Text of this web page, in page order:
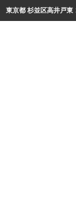
東京都 杉並区高井戸東